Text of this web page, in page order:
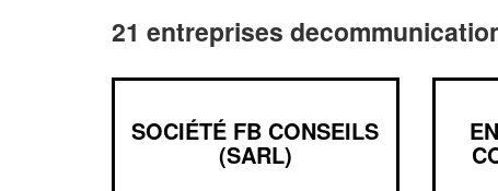
21 entreprises
SOCIÉTÉ FB CONSEILS
(SARL)